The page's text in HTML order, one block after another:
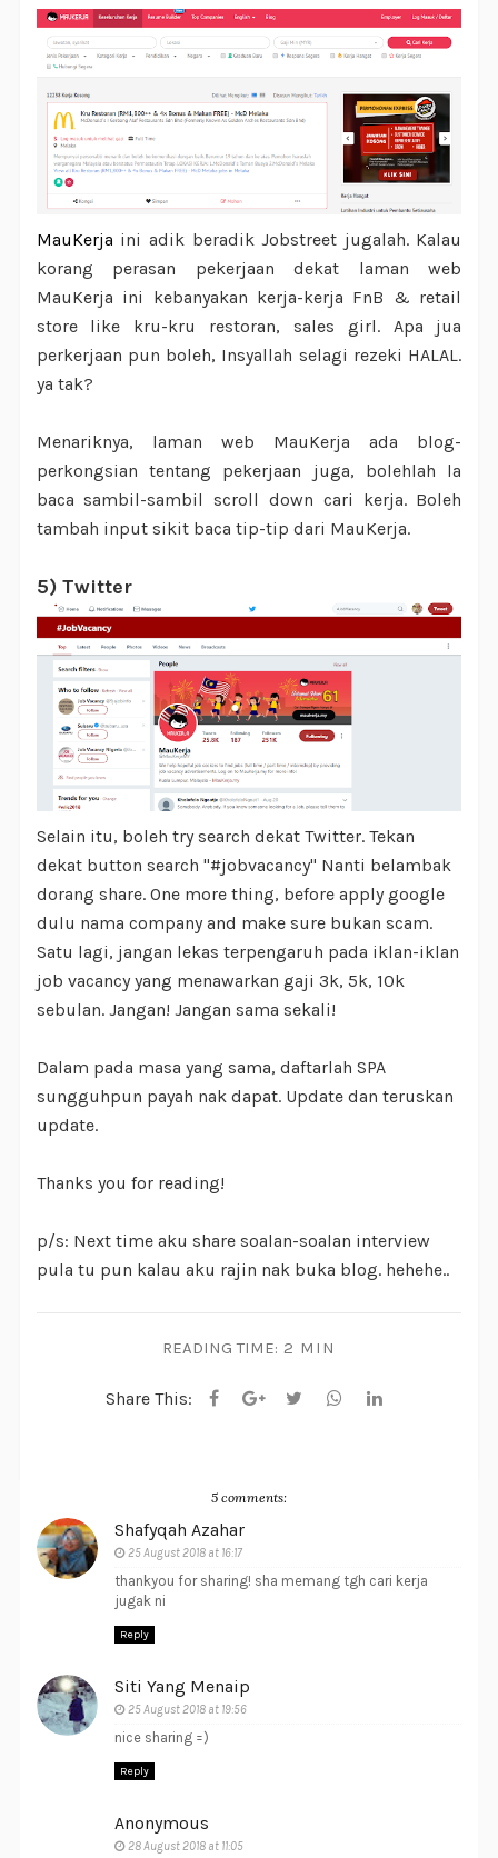
MauKerja ini adik beradik Jobstreet jugalah. Kalau
korang perasan pekerjaan dekat laman web
MauKerja ini kebanyakan kerja-kerja FnB & retail
store like kru-kru restoran, sales girl. Apa jua
perkerjaan pun boleh, Insyallah selagi rezeki HALAL.
ya tak?
Menariknya, laman web MauKerja ada blog-
perkongsian tentang pekerjaan juga, bolehlah la
baca sambil-sambil scroll down cari kerja. Boleh
tambah input sikit baca tip-tip dari MauKerja.
5) Twitter
Selain itu, boleh try search dekat Twitter. Tekan
dekat button search "#jobvacancy" Nanti belambak
dorang share. One more thing, before apply google
dulu nama company and make sure bukan scam.
Satu lagi, jangan lekas terpengaruh pada iklan-iklan
job vacancy yang menawarkan gaji 3k, 5k, 10k
sebulan. Jangan! Jangan sama sekali!
Dalam pada masa yang sama, daftarlah SPA
sungguhpun payah nak dapat. Update dan teruskan
update.
Thanks you for reading!
p/s: Next time aku share soalan-soalan interview
pula tu pun kalau aku rajin nak buka blog. hehehe..
READING TIME: 2 MIN
Share This:
5 comments:
Shafyqah Azahar
25 August 2018 at 16:17
thankyou for sharing! sha memang tgh cari kerja
jugak ni
Reply
Siti Yang Menaip
25 August 2018 at 19:56
nice sharing =)
Reply
Anonymous
28 August 2018 at 11:05